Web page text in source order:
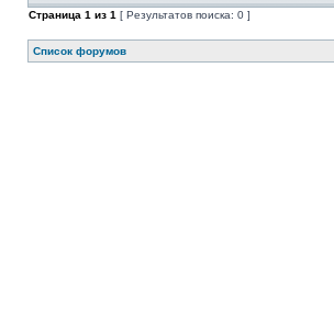
Страница 1 из 1 [ Результатов поиска: 0 ]
Список форумов